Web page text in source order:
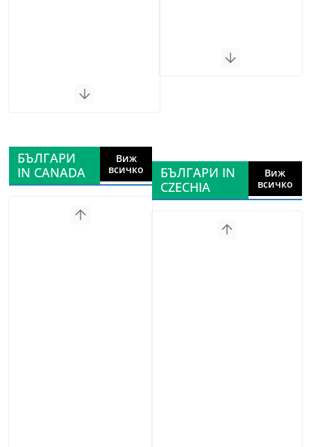
БЪЛГАРИ
IN CANADA
Виж
всичко
БЪЛГАРИ IN
CZECHIA
Виж
всичко